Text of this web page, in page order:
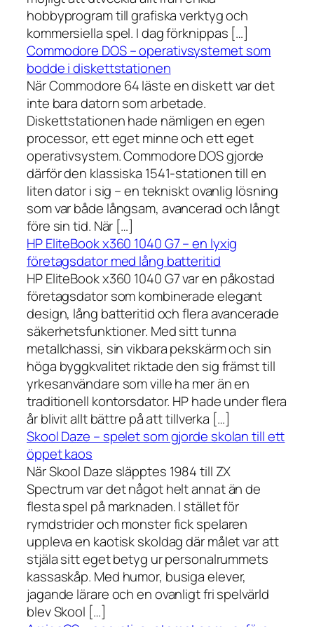
hobbyprogram till grafiska verktyg och
kommersiella spel. I dag förknippas […]
Commodore DOS – operativsystemet som
bodde i diskettstationen
När Commodore 64 läste en diskett var det
inte bara datorn som arbetade.
Diskettstationen hade nämligen en egen
processor, ett eget minne och ett eget
operativsystem. Commodore DOS gjorde
därför den klassiska 1541-stationen till en
liten dator i sig – en tekniskt ovanlig lösning
som var både långsam, avancerad och långt
före sin tid. När […]
HP EliteBook x360 1040 G7 – en lyxig
företagsdator med lång batteritid
HP EliteBook x360 1040 G7 var en påkostad
företagsdator som kombinerade elegant
design, lång batteritid och flera avancerade
säkerhetsfunktioner. Med sitt tunna
metallchassi, sin vikbara pekskärm och sin
höga byggkvalitet riktade den sig främst till
yrkesanvändare som ville ha mer än en
traditionell kontorsdator. HP hade under flera
år blivit allt bättre på att tillverka […]
Skool Daze – spelet som gjorde skolan till ett
öppet kaos
När Skool Daze släpptes 1984 till ZX
Spectrum var det något helt annat än de
flesta spel på marknaden. I stället för
rymdstrider och monster fick spelaren
uppleva en kaotisk skoldag där målet var att
stjäla sitt eget betyg ur personalrummets
kassaskåp. Med humor, busiga elever,
jagande lärare och en ovanligt fri spelvärld
blev Skool […]